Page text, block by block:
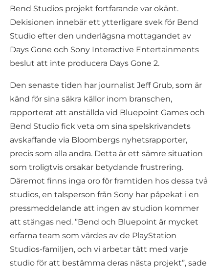
Bend Studios projekt fortfarande var okänt.
Dekisionen innebär ett ytterligare svek för Bend
Studio efter den underlägsna mottagandet av
Days Gone och Sony Interactive Entertainments
beslut att inte producera Days Gone 2.
Den senaste tiden har journalist Jeff Grub, som är
känd för sina säkra källor inom branschen,
rapporterat att anställda vid Bluepoint Games och
Bend Studio fick veta om sina spelskrivandets
avskaffande via Bloombergs nyhetsrapporter,
precis som alla andra. Detta är ett sämre situation
som troligtvis orsakar betydande frustrering.
Däremot finns inga oro för framtiden hos dessa två
studios, en talsperson från Sony har påpekat i en
pressmeddelande att ingen av studion kommer
att stängas ned. ”Bend och Bluepoint är mycket
erfarna team som värdes av de PlayStation
Studios-familjen, och vi arbetar tätt med varje
studio för att bestämma deras nästa projekt”, sade